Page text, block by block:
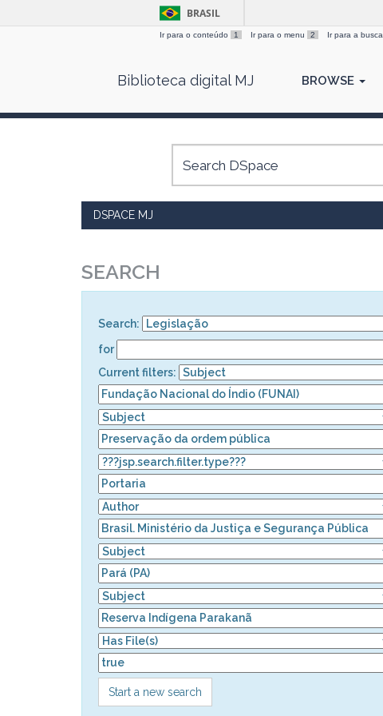
BRASIL
Ir para o conteúdo 1 Ir para o menu 2 Ir para a busca
Biblioteca digital MJ BROWSE
DSPACE MJ
SEARCH
Search:
for
Current filters:
Start a new search